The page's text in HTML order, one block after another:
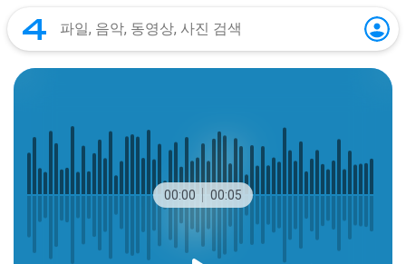
00:00 00:05